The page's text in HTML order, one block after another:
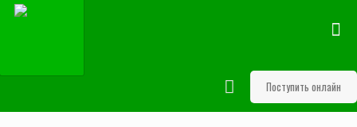
Поступить онлайн